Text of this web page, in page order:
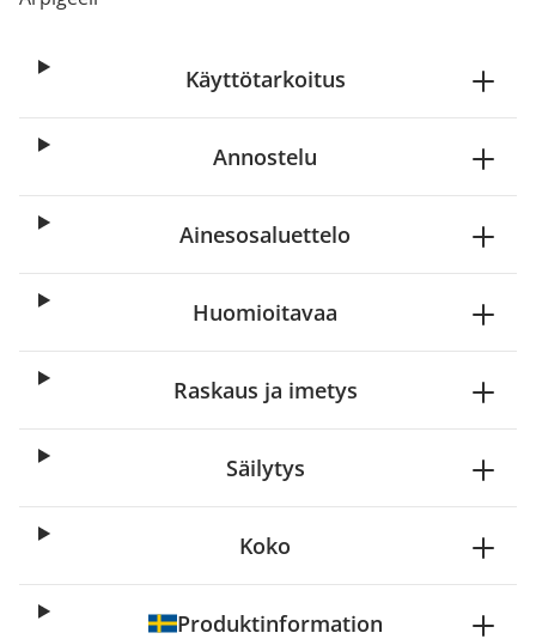
Käyttötarkoitus
Annostelu
Ainesosaluettelo
Huomioitavaa
Raskaus ja imetys
Säilytys
Koko
Produktinformation